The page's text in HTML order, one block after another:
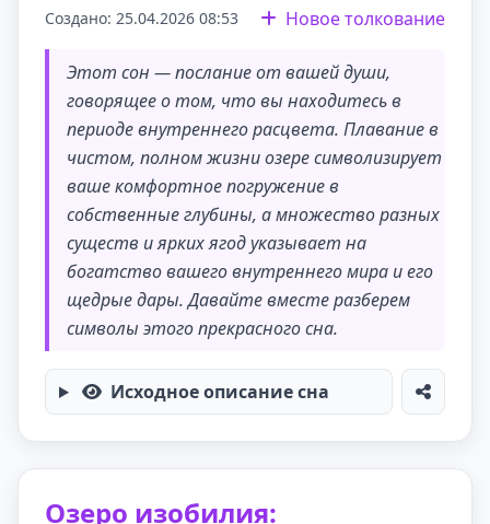
Создано: 25.04.2026 08:53 Новое толкование
Этот сон — послание от вашей души,
говорящее о том, что вы находитесь в
периоде внутреннего расцвета. Плавание в
чистом, полном жизни озере символизирует
ваше комфортное погружение в
собственные глубины, а множество разных
существ и ярких ягод указывает на
богатство вашего внутреннего мира и его
щедрые дары. Давайте вместе разберем
символы этого прекрасного сна.
Исходное описание сна
Озеро изобилия: